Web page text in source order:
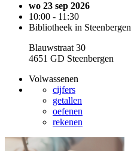
wo 23 sep 2026
10:00 - 11:30
Bibliotheek in Steenbergen
Blauwstraat 30
4651 GD Steenbergen
Volwassenen
cijfers
getallen
oefenen
rekenen